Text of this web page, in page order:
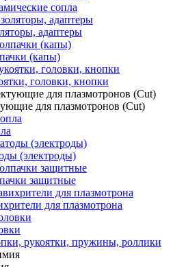
сопла
адаптеры
(капы)
головки, кнопки
для плазмотронов (Сut)
(электроды)
защитные
для плазмотрона
рукоятки, пружины, роллики